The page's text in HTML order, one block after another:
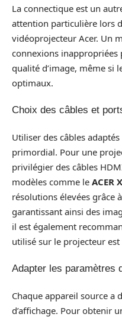
La connectique est un
attention particulière lors
vidéoprojecteur Acer. Un
connexions inappropriées
qualité d’image, même si
optimaux.
Choix des câbles et
Utiliser des câbles
primordial. Pour une
privilégier des câbles
modèles comme le ACER
résolutions élevées grâce
garantissant ainsi des
il est également
utilisé sur le projecteur
Adapter les paramètres
Chaque appareil source a
d’affichage. Pour obtenir